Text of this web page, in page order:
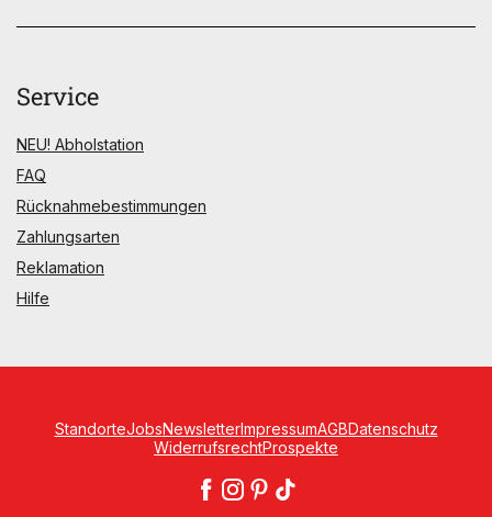
Service
NEU! Abholstation
FAQ
Rücknahmebestimmungen
Zahlungsarten
Reklamation
Hilfe
StandorteJobsNewsletterImpressumAGBDatenschutz
WiderrufsrechtProspekte